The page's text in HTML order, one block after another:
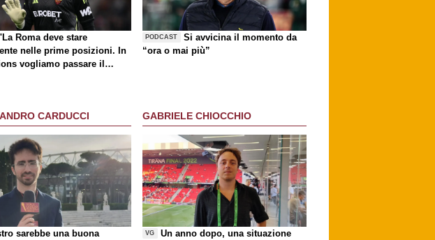
Roma deve stare
nelle prime posizioni. In
vogliamo passare il
PODCAST
Si avvicina il momento da
“ora o mai più”
CARDUCCI
sarebbe una buona
GABRIELE CHIOCCHIO
VG
Un anno dopo, una situazione